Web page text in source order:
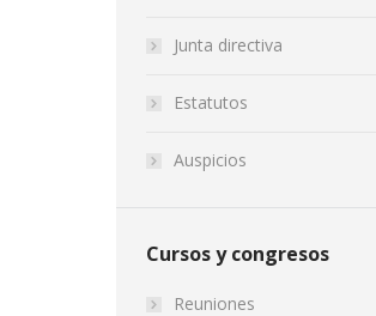
Junta directiva
Estatutos
Auspicios
Cursos y congresos
Reuniones